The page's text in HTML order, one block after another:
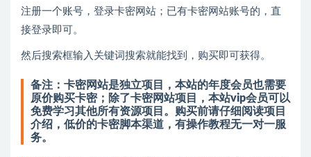
注册一个账号，登录卡密网站；已有卡密网站账号的，直
接登录即可。
然后搜索框输入关键词搜索就能找到，购买即可获得。
备注：卡密网站是独立项目，本站的年度会员也需要
原价购买卡密；除了卡密网站项目，本站vip会员可以
免费学习其他所有资源项目。 购买前请仔细阅读项目
介绍，低价的卡密脚本渠道，有操作教程无一对一服
务。